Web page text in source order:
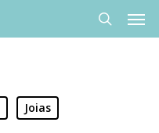
search
Joias